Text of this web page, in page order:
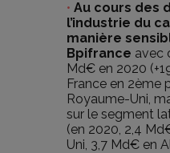
Au cours des
l’industrie du
manière
Bpifrance avec
Md€ en 2020
France en 2ème
Royaume-Uni,
sur le segment
(en 2020, 2,4
Uni, 3,7 Md€ en